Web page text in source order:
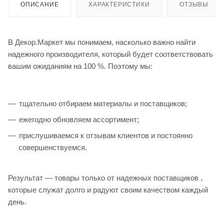
ОПИСАНИЕ ХАРАКТЕРИСТИКИ ОТЗЫВЫ
В Декор.Маркет мы понимаем, насколько важно найти
надежного производителя, который будет соответствовать
вашим ожиданиям на 100 %. Поэтому мы:
тщательно отбираем материалы и поставщиков;
ежегодно обновляем ассортимент;
прислушиваемся к отзывам клиентов и постоянно
совершенствуемся.
Результат — товары только от надежных поставщиков ,
которые служат долго и радуют своим качеством каждый
день.